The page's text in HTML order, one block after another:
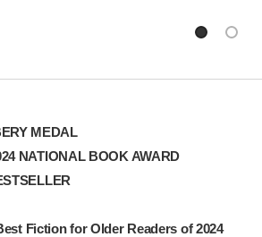
MEDAL
NATIONAL BOOK AWARD
Fiction for Older Readers of 2024